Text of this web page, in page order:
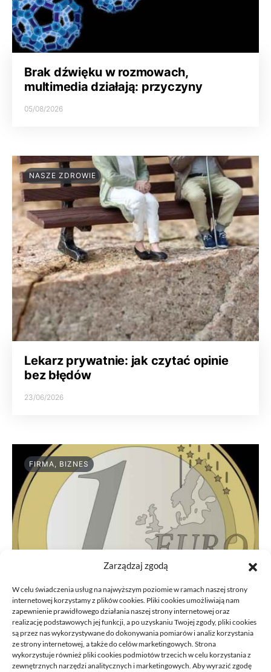
Zarządzaj zgodą
W celu świadczenia usług na najwyższym poziomie w ramach naszej strony
internetowej korzystamy z plików cookies. Pliki cookies umożliwiają nam
zapewnienie prawidłowego działania naszej strony internetowej oraz
realizację podstawowych jej funkcji, a po uzyskaniu Twojej zgody, pliki cookies
są przez nas wykorzystywane do dokonywania pomiarów i analiz korzystania
ze strony internetowej, a także do celów marketingowych. Strona
wykorzystuje również pliki cookies podmiotów trzecich w celu korzystania z
zewnętrznych narzędzi analitycznych i marketingowych. Aby wyrazić zgodę
Brak dźwięku w rozmowach,
multimedia działają: przyczyny
05/08/2026
NASZE ZDROWIE
Lekarz prywatnie: jak czytać opinie
bez błędów
23/06/2026
FIRMA, BIZNES
Przeniesienie księgowości JDG do
nowego biura: kroki